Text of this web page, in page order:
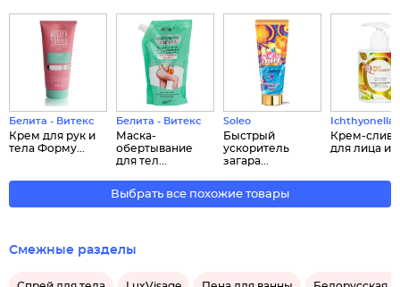
Белита - Витекс
Крем для рук и
тела Форму...
Белита - Витекс
Маска-
обертывание
для тел...
Soleo
Быстрый
ускоритель
загара...
Ichthyonella
Крем-
для лица и
Выбрать все похожие товары
Смежные разделы